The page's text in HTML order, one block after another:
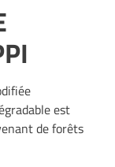
est
de forêts